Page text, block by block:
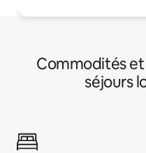
Commodités
séjours